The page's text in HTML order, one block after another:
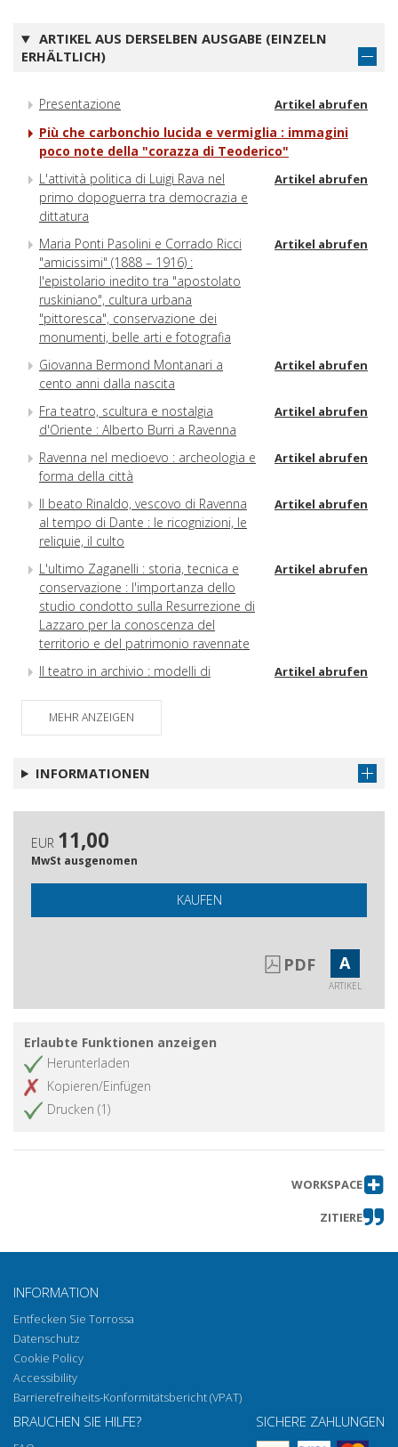
ARTIKEL AUS DERSELBEN AUSGABE (EINZELN
ERHÄLTLICH)
Presentazione Artikel abrufen
Più che carbonchio lucida e vermiglia : immagini
poco note della "corazza di Teoderico"
L'attività politica di Luigi Rava nel
primo dopoguerra tra democrazia e
dittatura
Artikel abrufen
Maria Ponti Pasolini e Corrado Ricci
"amicissimi" (1888 – 1916) :
l'epistolario inedito tra "apostolato
ruskiniano", cultura urbana
"pittoresca", conservazione dei
monumenti, belle arti e fotografia
Artikel abrufen
Giovanna Bermond Montanari a
cento anni dalla nascita
Artikel abrufen
Fra teatro, scultura e nostalgia
d'Oriente : Alberto Burri a Ravenna
Artikel abrufen
Ravenna nel medioevo : archeologia e
forma della città
Artikel abrufen
Il beato Rinaldo, vescovo di Ravenna
al tempo di Dante : le ricognizioni, le
reliquie, il culto
Artikel abrufen
L'ultimo Zaganelli : storia, tecnica e
conservazione : l'importanza dello
studio condotto sulla Resurrezione di
Lazzaro per la conoscenza del
territorio e del patrimonio ravennate
Artikel abrufen
Il teatro in archivio : modelli di
Artikel abrufen
Giantito Masetti
MEHR ANZEIGEN
INFORMATIONEN
EUR 11,00
MwSt ausgenomen
KAUFEN
PDF A
ARTIKEL
Erlaubte Funktionen anzeigen
Herunterladen
Kopieren/Einfügen
Drucken (1)
WORKSPACE
ZITIERE
INFORMATION
Entfecken Sie Torrossa
Datenschutz
Cookie Policy
Accessibility
Barrierefreiheits-Konformitätsbericht (VPAT)
BRAUCHEN SIE HILFE? SICHERE ZAHLUNGEN